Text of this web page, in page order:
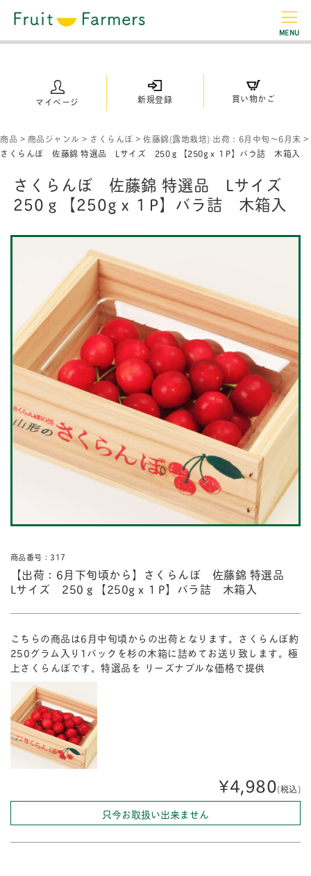
MENU
マイページ 新規登録 買い物かご
商品 > 商品ジャンル > さくらんぼ > 佐藤錦(露地栽培) 出荷：6月中旬～6月末 >
さくらんぼ 佐藤錦 特選品 Lサイズ 250ｇ【250gｘ１P】バラ詰 木箱入
さくらんぼ 佐藤錦 特選品 Lサイズ
250ｇ【250gｘ１P】バラ詰 木箱入
商品番号：317
【出荷：6月下旬頃から】さくらんぼ 佐藤錦 特選品
Lサイズ 250ｇ【250gｘ１P】バラ詰 木箱入
こちらの商品は6月中旬頃からの出荷となります。さくらんぼ約
250グラム入り1パックを杉の木箱に詰めてお送り致します。極
上さくらんぼです。特選品を リーズナブルな価格で提供
¥4,980(税込)
只今お取扱い出来ません